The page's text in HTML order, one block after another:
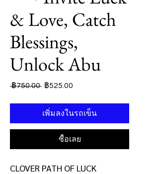
& Love, Catch
Blessings,
Unlock Abu
฿750.00 ราคา
฿525.00
ลด
เพิ่มลงในรถเข็น
ซื้อเลย
CLOVER PATH OF LUCK